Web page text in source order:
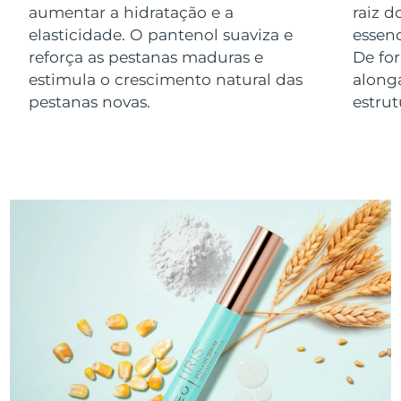
aumentar a hidratação e a
elasticidade. O pantenol suaviza e
reforça as pestanas maduras e
estimula o crescimento natural das
pestanas novas.
raiz
De
Luxemburgo 8/11/26
Macau, RAE da
China
México Entrega prevista8/15/26
Entrega prevista8/12/26
Entrega prevista8/11/26
Nova Zelândia Entrega prevista8/11/26
Noruega 8/11/26